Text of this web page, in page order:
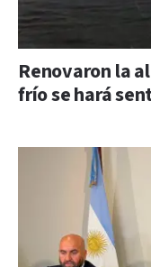
Renovaron la
frío se hará